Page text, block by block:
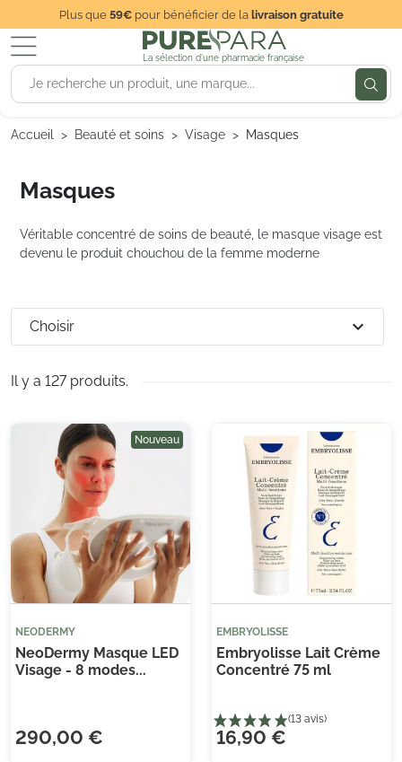
Plus que59€pour bénéficier de lalivraison gratuite
La sélection d'une pharmacie française
Accueil Beauté et soins Visage Masques
Masques
Véritable concentré de soins de beauté, le masque visage est
devenu le produit chouchou de la femme moderne
Il y a 127 produits.
Choisir expand_more
Nouveau
NEODERMY
NeoDermy Masque LED
Visage - 8 modes...
290,00 €
EMBRYOLISSE
Embryolisse Lait Crème
Concentré 75 ml
16,90 €